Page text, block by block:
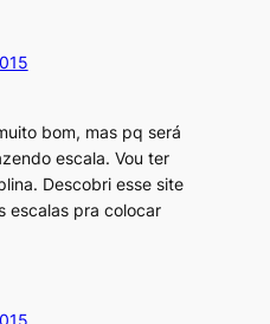
bom, mas pq será
escala. Vou ter
Descobri esse site
escalas pra colocar